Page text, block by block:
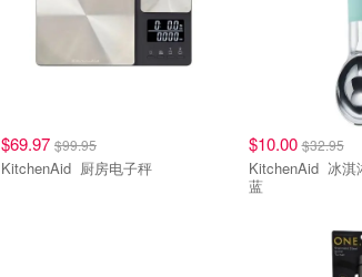
$69.97 $99.95
KitchenAid 厨房电子秤
$10.00$32.95
KitchenAid 冰淇淋勺 软握把 薄荷
蓝